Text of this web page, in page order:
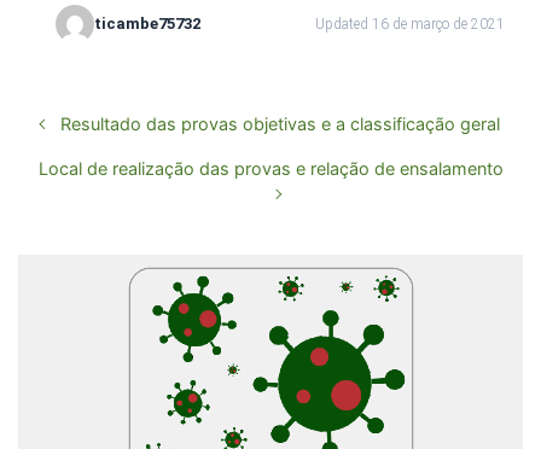
ticambe75732 Updated 16 de março de 2021
Resultado das provas objetivas e a classificação geral
Local de realização das provas e relação de ensalamento